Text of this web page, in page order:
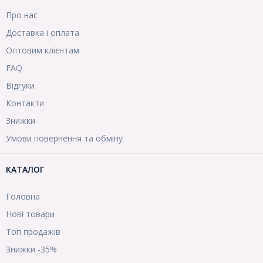
Про нас
Доставка і оплата
Оптовим клієнтам
FAQ
Відгуки
Контакти
Знижки
Умови повернення та обміну
КАТАЛОГ
Головна
Нові товари
Топ продажів
Знижки -35%